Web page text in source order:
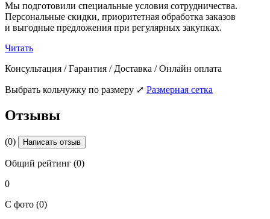
Мы подготовили специальные условия сотрудничества.
Персональные скидки, приоритетная обработка заказов
и выгодные предложения при регулярных закупках.
Читать
Консультация / Гарантия / Доставка / Онлайн оплата
Выбрать кольчужку по размеру ⤢ Размерная сетка
Отзывы
(0) Написать отзыв
Общий рейтинг (0)
0
С фото (0)